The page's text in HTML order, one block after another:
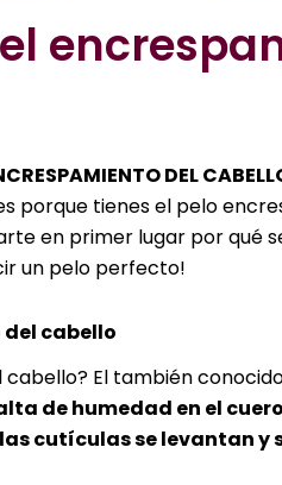
DEL
porque tienes el pelo
en primer lugar por qué
un pelo perfecto!
cabello
El también
de humedad en el
las cutículas se levantan y